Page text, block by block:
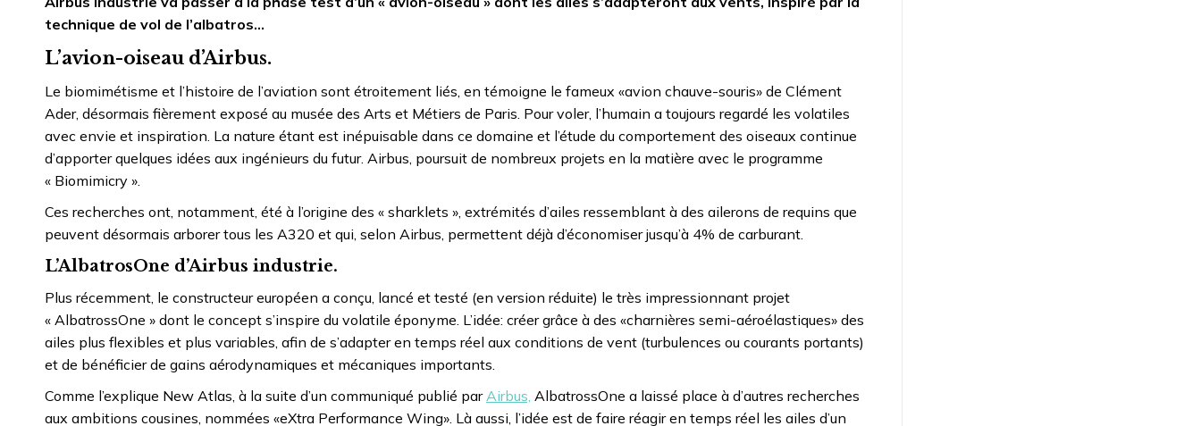
technique de vol de l’albatros…
L’avion-oiseau d’Airbus.
Le biomimétisme et l’histoire de l’aviation sont étroitement liés, en témoigne le fameux «avion chauve-souris» de Clément
Ader, désormais fièrement exposé au musée des Arts et Métiers de Paris. Pour voler, l’humain a toujours regardé les volatiles
avec envie et inspiration. La nature étant est inépuisable dans ce domaine et l’étude du comportement des oiseaux continue
d’apporter quelques idées aux ingénieurs du futur. Airbus, poursuit de nombreux projets en la matière avec le programme
« Biomimicry ».
Ces recherches ont, notamment, été à l’origine des « sharklets », extrémités d’ailes ressemblant à des ailerons de requins que
peuvent désormais arborer tous les A320 et qui, selon Airbus, permettent déjà d’économiser jusqu’à 4% de carburant.
L’AlbatrosOne d’Airbus industrie.
Plus récemment, le constructeur européen a conçu, lancé et testé (en version réduite) le très impressionnant projet
« AlbatrossOne » dont le concept s’inspire du volatile éponyme. L’idée: créer grâce à des «charnières semi-aéroélastiques» des
ailes plus flexibles et plus variables, afin de s’adapter en temps réel aux conditions de vent (turbulences ou courants portants)
et de bénéficier de gains aérodynamiques et mécaniques importants.
Comme l’explique New Atlas, à la suite d’un communiqué publié parAirbus, AlbatrossOne a laissé place à d’autres recherches
aux ambitions cousines, nommées «eXtra Performance Wing». Là aussi, l’idée est de faire réagir en temps réel les ailes d’un